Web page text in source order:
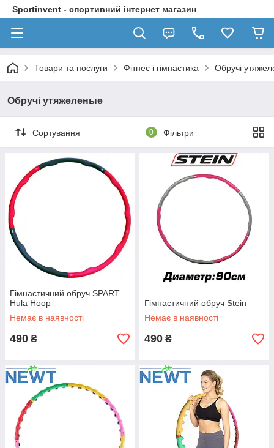
Sportinvent - спортивний інтернет магазин
Товари та послуги Фітнес і гімнастика Обручі
Обручі утяжеленые
Сортування 0 Фільтри
Гімнастичний обруч SPART
Hula Hoop
Немає в наявності
490 ₴
Гімнастичний обруч Stein
Немає в наявності
490 ₴